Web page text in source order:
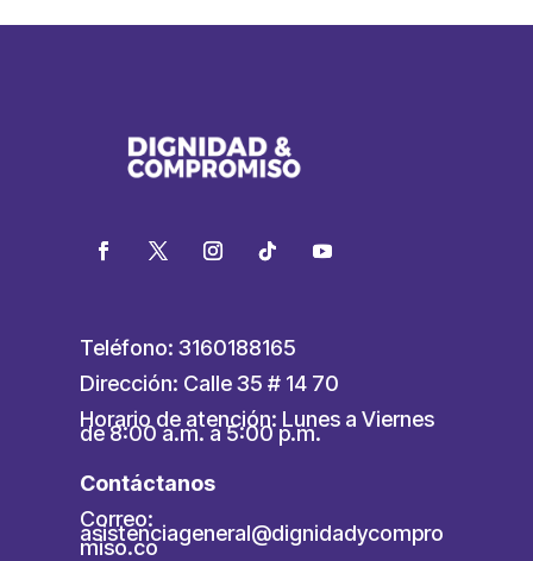
Teléfono: 3160188165
Dirección: Calle 35 # 14 70
Horario de atención: Lunes a Viernes
de 8:00 a.m. a 5:00 p.m.
Contáctanos
Correo:
asistenciageneral@dignidadycompro
miso.co